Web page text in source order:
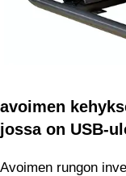
avoimen
jossa on USB-
Avoimen rungon